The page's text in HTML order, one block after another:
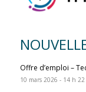
Offre d’emploi –
10 mars 2026 - 14 h